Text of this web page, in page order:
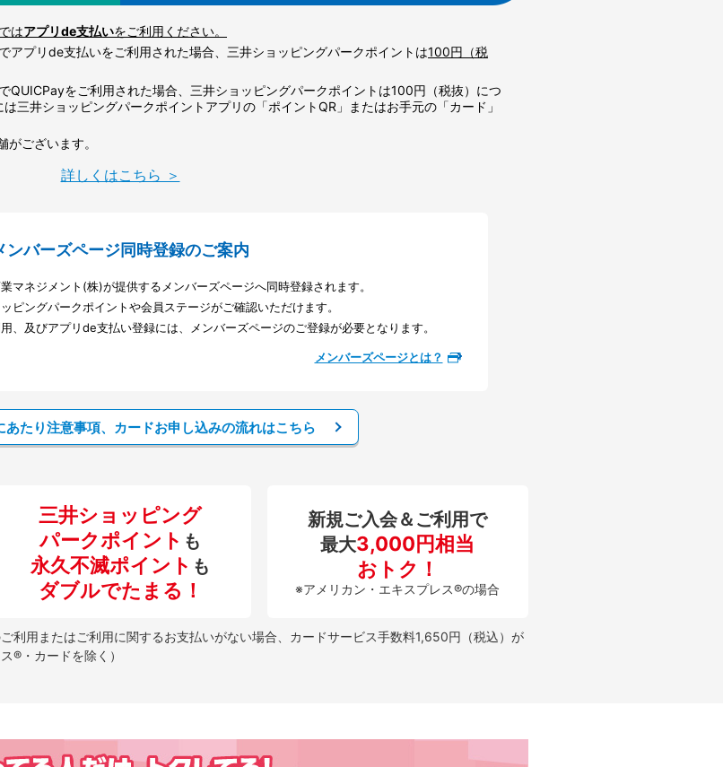
はアプリde支払いをご利用ください。
アプリde支払いをご利用された場合、三井ショッピングパークポイントは100円（税
QUICPayをご利用された場合、三井ショッピングパークポイントは100円（税抜）につ
三井ショッピングパークポイントアプリの「ポイントQR」またはお手元の「カード」
ございます。
詳しくはこちら ＞
ンバーズページ同時登録のご案内
マネジメント(株)が提供するメンバーズページへ同時登録されます。
ピングパークポイントや会員ステージがご確認いただけます。
、及びアプリde支払い登録には、メンバーズページのご登録が必要となります。
メンバーズページとは？
たり注意事項、 カードお申し込みの流れはこちら
三井ショッピング
パークポイント も
永久不滅ポイント も
ダブルでたまる！
新規ご入会＆ご利用で
最大3,000円相当
おトク！
※アメリカン・エキスプレス®の場合
利用またはご利用に関するお支払いがない場合、カードサービス手数料1,650円（税込）が
®・カードを除く）